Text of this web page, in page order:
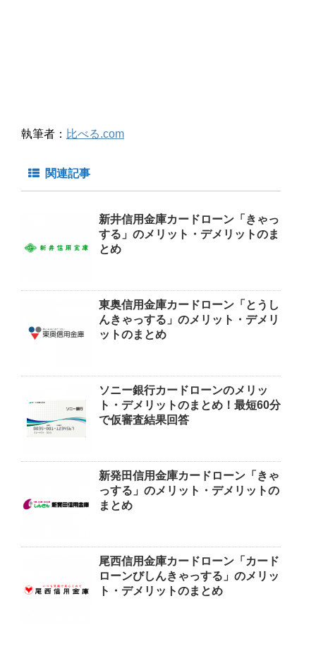
執筆者： 比べる.com
関連記事
新井信用金庫カードローン「きゃっ
する」のメリット・デメリットのま
とめ
東奥信用金庫カードローン「とうし
んきゃっする」のメリット・デメリ
ットのまとめ
ソニー銀行カードローンのメリッ
ト・デメリットのまとめ！最短60分
で仮審査結果回答
新発田信用金庫カードローン「きゃ
っする」のメリット・デメリットの
まとめ
尾西信用金庫カードローン「カード
ローンびしんきゃっする」のメリッ
ト・デメリットのまとめ